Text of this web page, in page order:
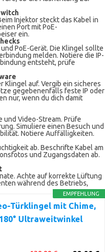
Injektor steckt das Kabel in
Port mit PoE-
ein.
PoE-Gerät. Die Klingel sollte
melden. Notiere die IP-
entsteht, prüfe
Klingel auf. Vergib ein sicheres
gegebenenfalls feste IP oder
nur, wenn du dich damit
und Video-Stream. Prüfe
Simuliere einen Besuch und
Notiere Auffälligkeiten.
ab. Beschrifte Kabel am
und Zugangsdaten ab.
Achte auf korrekte Lüftung
während des Betriebs,
EMPFEHLUNG
Türklingel mit Chime,
Ultraweitwinkel